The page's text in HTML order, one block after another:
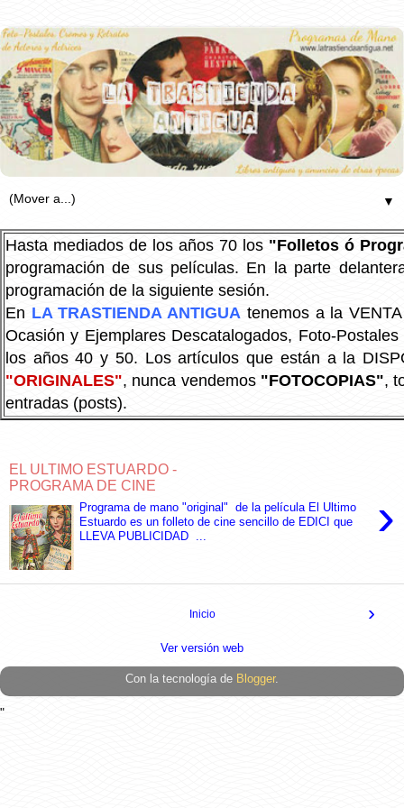
▼
Hasta mediados de los años 70 los "Folletos ó
programación de sus películas. En la parte
programación de la siguiente sesión.
En LA TRASTIENDA ANTIGUA tenemos a la
Ocasión y Ejemplares Descatalogados, Foto-
los años 40 y 50. Los artículos que están a la
"ORIGINALES", nunca vendemos "FOTOCOPIAS",
entradas (posts).
EL ULTIMO ESTUARDO -
PROGRAMA DE CINE
›
Programa de mano "original" de la película El Ultimo
Estuardo es un folleto de cine sencillo de EDICI que
LLEVA PUBLICIDAD ...
›
Inicio
Ver versión web
Con la tecnología de Blogger.
"